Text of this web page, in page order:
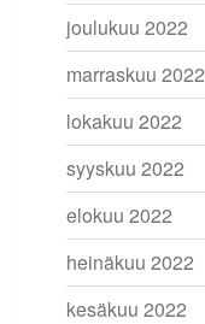
joulukuu 2022
marraskuu 2022
lokakuu 2022
syyskuu 2022
elokuu 2022
heinäkuu 2022
kesäkuu 2022